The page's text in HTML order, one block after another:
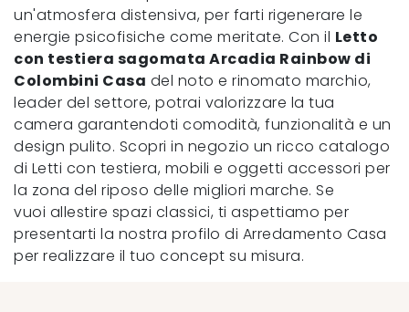
un'atmosfera distensiva, per farti rigenerare le
energie psicofisiche come meritate. Con il Letto
con testiera sagomata Arcadia Rainbow di
Colombini Casa del noto e rinomato marchio,
leader del settore, potrai valorizzare la tua
camera garantendoti comodità, funzionalità e un
design pulito. Scopri in negozio un ricco catalogo
di Letti con testiera, mobili e oggetti accessori per
la zona del riposo delle migliori marche. Se
vuoi allestire spazi classici, ti aspettiamo per
presentarti la nostra profilo di Arredamento Casa
per realizzare il tuo concept su misura.